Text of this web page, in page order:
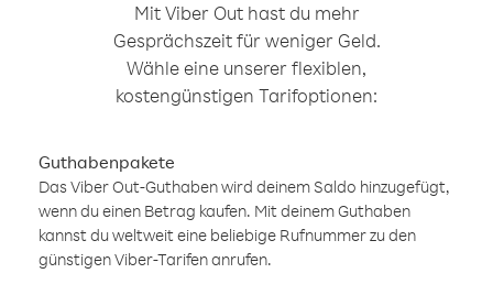
Mit Viber Out hast du mehr
Gesprächszeit für weniger Geld.
Wähle eine unserer flexiblen,
kostengünstigen Tarifoptionen:
Guthabenpakete
Das Viber Out-Guthaben wird deinem Saldo hinzugefügt,
wenn du einen Betrag kaufen. Mit deinem Guthaben
kannst du weltweit eine beliebige Rufnummer zu den
günstigen Viber-Tarifen anrufen.